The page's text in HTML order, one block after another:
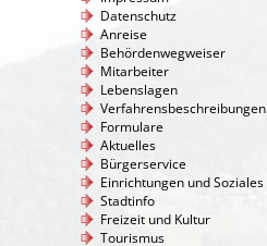
Datenschutz
Anreise
Behördenwegweiser
Mitarbeiter
Lebenslagen
Verfahrensbeschreibungen
Formulare
Aktuelles
Bürgerservice
Einrichtungen und Soziales
Stadtinfo
Freizeit und Kultur
Tourismus